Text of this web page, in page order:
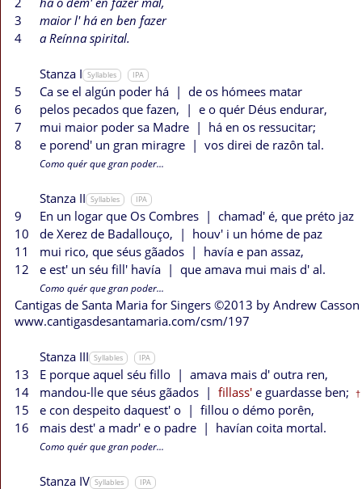
3
maior l' há en ben fazer
4
a Reínna spirital.
Stanza I Syllables IPA
5 Ca se el algún poder há | de os hómees matar
6
pelos pecados que fazen, | e o quér Déus endurar,
7
mui maior poder sa Madre | há en os ressucitar;
8
e porend' un gran miragre | vos direi de razôn tal.
Como quér que gran poder...
Stanza II Syllables IPA
9 En un logar que Os Combres | chamad' é, que préto jaz
10
de Xerez de Badallouço, | houv' i un hóme de paz
11
mui rico, que séus gãados | havía e pan assaz,
12
e est' un séu fill' havía | que amava mui mais d' al.
Como quér que gran poder...
Cantigas de Santa Maria for Singers ©2013 by Andrew Casson
www.cantigasdesantamaria.com/csm/197
Stanza III Syllables IPA
13 E porque aquel séu fillo | amava mais d' outra ren,
14
mandou-lle que séus gãados | fillass' e guardasse ben; †
15 e con despeito daquest' o | fillou o démo porên,
16
mais dest' a madr' e o padre | havían coita mortal.
Como quér que gran poder...
Stanza IV Syllables IPA